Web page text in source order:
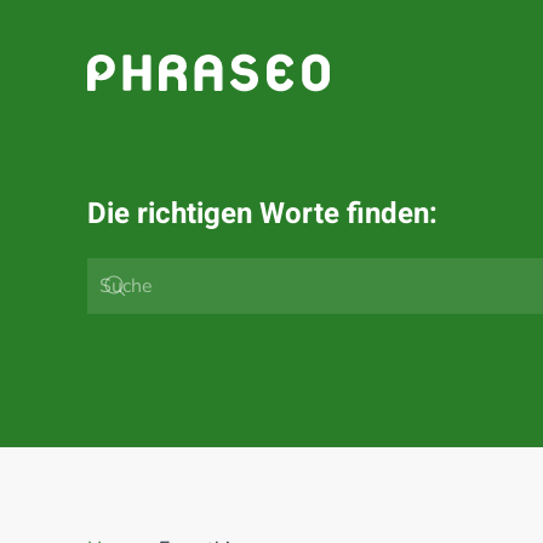
Zum Hauptinhalt springen
Die richtigen Worte finden: